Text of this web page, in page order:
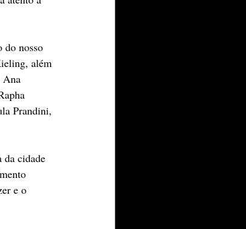
do nosso
além
Ana
Prandini,
da cidade
e o